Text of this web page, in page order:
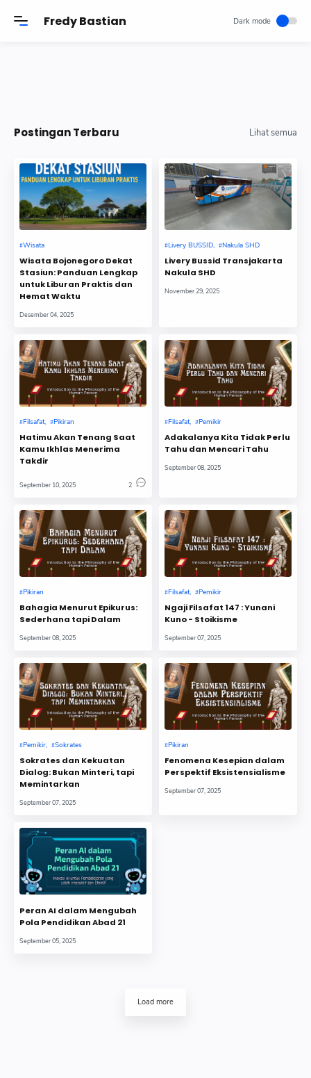
Fredy Bastian
Postingan Terbaru Lihat semua
Wisata
Wisata Bojonegoro Dekat
Stasiun: Panduan Lengkap
untuk Liburan Praktis dan
Hemat Waktu
Desember 04, 2025
Livery BUSSID Nakula SHD
Livery Bussid Transjakarta
Nakula SHD
November 29, 2025
Filsafat Pikiran
Hatimu Akan Tenang Saat
Kamu Ikhlas Menerima
Takdir
September 10, 2025 2
Filsafat Pemikir
Adakalanya Kita Tidak Perlu
Tahu dan Mencari Tahu
September 08, 2025
Pikiran
Bahagia Menurut Epikurus:
Sederhana tapi Dalam
September 08, 2025
Filsafat Pemikir
Ngaji Filsafat 147 : Yunani
Kuno - Stoikisme
September 07, 2025
Pemikir Sokrates
Sokrates dan Kekuatan
Dialog: Bukan Minteri, tapi
Memintarkan
September 07, 2025
Pikiran
Fenomena Kesepian dalam
Perspektif Eksistensialisme
September 07, 2025
Peran AI dalam Mengubah
Pola Pendidikan Abad 21
September 05, 2025
Load more